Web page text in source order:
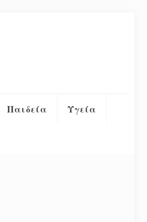
Παιδεία Υγεία